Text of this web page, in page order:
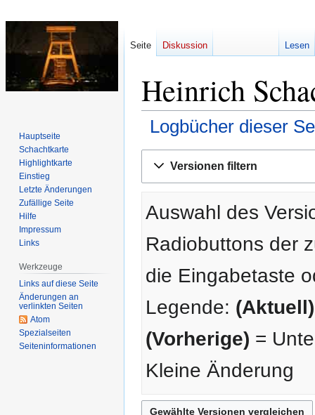
Heinrich
Logbücher dieser
Navigation
Suche
Versionen filtern
Auswahl des
Radiobuttons der
die Eingabetaste
Legende: (Aktuell)
(Vorherige) =
Kleine Änderung
Seite Diskussion Lesen
Hauptseite
Schachtkarte
Highlightkarte
Einstieg
Letzte Änderungen
Zufällige Seite
Hilfe
Impressum
Links
Werkzeuge
Links auf diese Seite
Änderungen an
verlinkten Seiten
Atom
Spezialseiten
Seiten­­informationen